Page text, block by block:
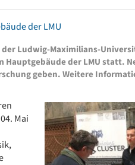
der LMU
Ludwig-Maximilians-
Hauptgebäude der LMU statt.
geben. Weitere
Mai